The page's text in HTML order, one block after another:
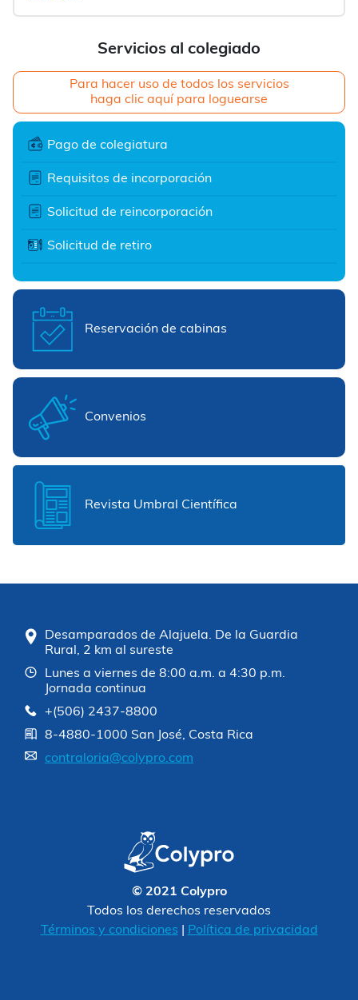
Servicios al colegiado
Para hacer uso de todos los servicios
haga clic aquí para loguearse
Pago de colegiatura
Requisitos de incorporación
Solicitud de reincorporación
Solicitud de retiro
Reservación de cabinas
Convenios
Revista Umbral Científica
Desamparados de Alajuela. De la Guardia
Rural, 2 km al sureste
Lunes a viernes de 8:00 a.m. a 4:30 p.m.
Jornada continua
+(506) 2437-8800
8-4880-1000 San José, Costa Rica
contraloria@colypro.com
© 2021 Colypro
Todos los derechos reservados
Términos y condiciones
Política de privacidad